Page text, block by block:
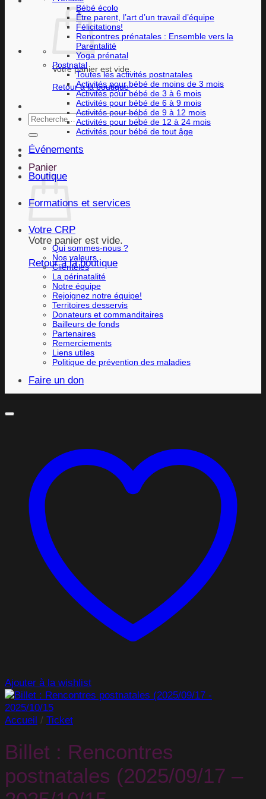
Votre panier est vide.
Retour à la boutique
Recherche
pour :
Panier
Votre panier est vide.
Retour à la boutique
Bébé écolo
Être parent, l’art d’un travail d’équipe
Félicitations!
Rencontres prénatales : Ensemble vers la
Parentalité
Yoga prénatal
Postnatal
Toutes les activités postnatales
Activités pour bébé de moins de 3 mois
Activités pour bébé de 3 à 6 mois
Activités pour bébé de 6 à 9 mois
Activités pour bébé de 9 à 12 mois
Activités pour bébé de 12 à 24 mois
Activités pour bébé de tout âge
Événements
Boutique
Formations et services
Votre CRP
Qui sommes-nous ?
Nos valeurs
Clientèles
La périnatalité
Notre équipe
Rejoignez notre équipe!
Territoires desservis
Donateurs et commanditaires
Bailleurs de fonds
Partenaires
Remerciements
Liens utiles
Politique de prévention des maladies
Faire un don
Ajouter à la wishlist
Accueil / Ticket
Billet : Rencontres
postnatales (2025/09/17 –